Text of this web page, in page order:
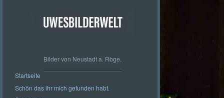
Bilder von Neustadt a. Rbge.
Startseite
Schön das ihr mich gefunden habt.